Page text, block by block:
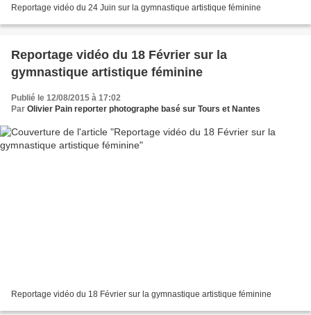
Reportage vidéo du 24 Juin sur la gymnastique artistique féminine
Reportage vidéo du 18 Février sur la
gymnastique artistique féminine
Publié le 12/08/2015 à 17:02
Par Olivier Pain reporter photographe basé sur Tours et Nantes
Reportage vidéo du 18 Février sur la gymnastique artistique féminine